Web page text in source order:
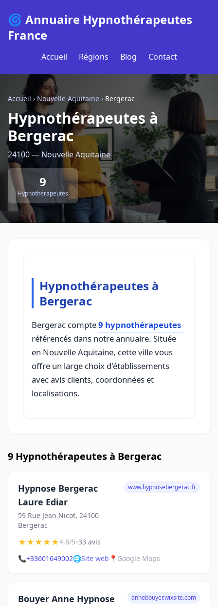
🌀 Annuaire Hypnothérapeutes
France
Accueil Régions Blog Contact
Accueil › Nouvelle Aquitaine › Bergerac
Hypnothérapeutes à
Bergerac
24100 — Nouvelle Aquitaine
9
Hypnothérapeutes
Hypnothérapeutes à
Bergerac
Bergerac compte9 hypnothérapeutes
référencés dans notre annuaire. Située
en Nouvelle Aquitaine, cette ville vous
offre un large choix d'établissements
avec avis clients, coordonnées et
localisations.
9 Hypnothérapeutes à Bergerac
Hypnose Bergerac
Laure Ediar
59 Rue Jean Nicot, 24100
Bergerac
www.hypnosebergerac.fr
★★★★★4.8/5•33 avis
📞+33601649002🌐Site web 📍 Google Maps
Bouyer Anne Hypnose annebouyer.wixsite.com